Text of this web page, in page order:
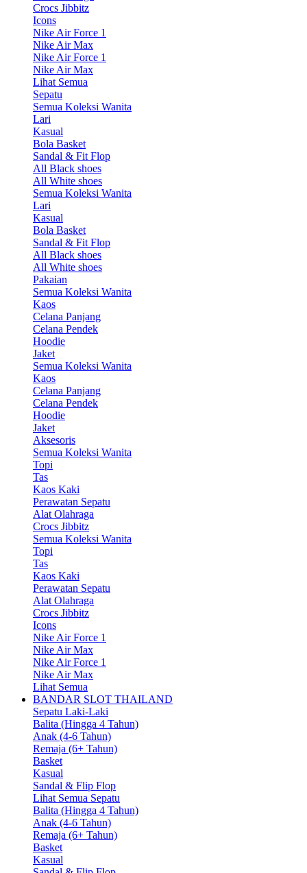
Crocs Jibbitz
Icons
Nike Air Force 1
Nike Air Max
Nike Air Force 1
Nike Air Max
Lihat Semua
Sepatu
Semua Koleksi Wanita
Lari
Kasual
Bola Basket
Sandal & Fit Flop
All Black shoes
All White shoes
Semua Koleksi Wanita
Lari
Kasual
Bola Basket
Sandal & Fit Flop
All Black shoes
All White shoes
Pakaian
Semua Koleksi Wanita
Kaos
Celana Panjang
Celana Pendek
Hoodie
Jaket
Semua Koleksi Wanita
Kaos
Celana Panjang
Celana Pendek
Hoodie
Jaket
Aksesoris
Semua Koleksi Wanita
Topi
Tas
Kaos Kaki
Perawatan Sepatu
Alat Olahraga
Crocs Jibbitz
Semua Koleksi Wanita
Topi
Tas
Kaos Kaki
Perawatan Sepatu
Alat Olahraga
Crocs Jibbitz
Icons
Nike Air Force 1
Nike Air Max
Nike Air Force 1
Nike Air Max
Lihat Semua
BANDAR SLOT THAILAND
Sepatu Laki-Laki
Balita (Hingga 4 Tahun)
Anak (4-6 Tahun)
Remaja (6+ Tahun)
Basket
Kasual
Sandal & Flip Flop
Lihat Semua Sepatu
Balita (Hingga 4 Tahun)
Anak (4-6 Tahun)
Remaja (6+ Tahun)
Basket
Kasual